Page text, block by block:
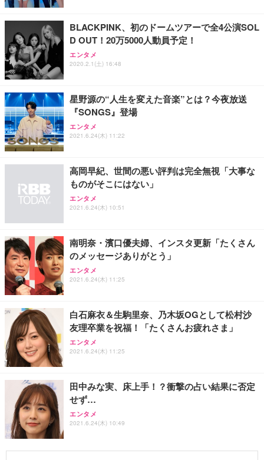
務用 おしゃれ パソコンチェア (ホワイト)
ANDWINT オフィスチェア デスクチェア 肘なし メ
ッシュ 通気性 ランバーサポート付き 腰サポート ガ
ス圧無段階昇降 360度回転 キャスター付き コンパク
【MiniLED/24.5inch/280Hz/FHD】GRAPHT THE S
HOOTER Gaming Monitor 24” Essential ゲーミン
グモニター QD 24.5インチ 1ms FHD 量子ドット 残
アイリスオーヤマ ペットシーツ 超厚型 お徳用 レギ
ュラー 200枚入【Amazon.co.jp限定】
BLACKPINK、初のドームツアーで全4公演SOL
D OUT！20万5000人動員予定！
エンタメ
2020.2.1(土) 16:48
星野源の“人生を変えた音楽”とは？今夜放送
『SONGS』登場
エンタメ
2021.6.24(木) 11:22
高岡早紀、世間の悪い評判は完全無視「大事な
ものがそこにはない」
エンタメ
2021.6.24(木) 10:51
南明奈・濱口優夫婦、インスタ更新「たくさん
のメッセージありがとう」
エンタメ
2021.6.24(木) 11:25
白石麻衣＆生駒里奈、乃木坂OGとして松村沙
友理卒業を祝福！「たくさんお疲れさま」
エンタメ
2021.6.24(木) 11:25
田中みな実、床上手！？衝撃の占い結果に否定
せず…
エンタメ
2021.6.24(木) 10:49